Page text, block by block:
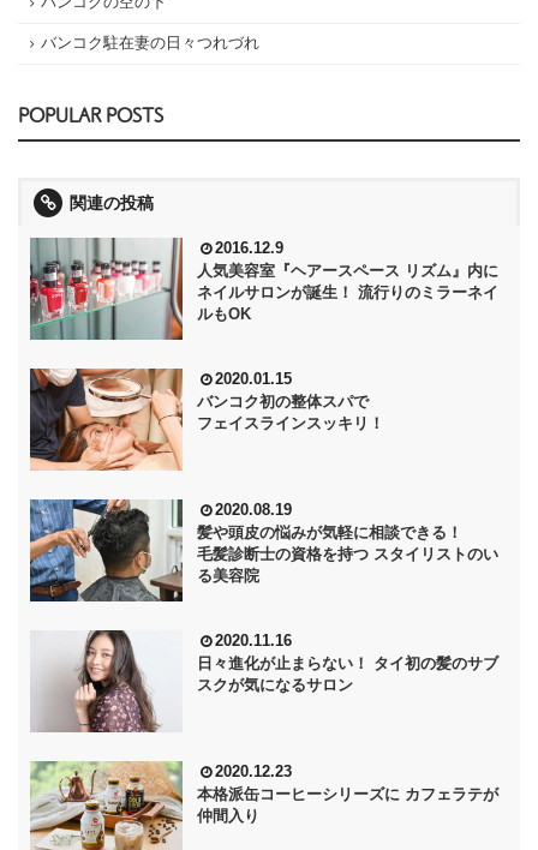
バンコク駐在妻の日々つれづれ
POPULAR POSTS
関連の投稿
2016.12.9
人気美容室『ヘアースペース リズム』内に
ネイルサロンが誕生！ 流行りのミラーネイ
ルもOK
2020.01.15
バンコク初の整体スパで
フェイスラインスッキリ！
2020.08.19
髪や頭皮の悩みが気軽に相談できる！
毛髪診断士の資格を持つ スタイリストのい
る美容院
2020.11.16
日々進化が止まらない！ タイ初の髪のサブ
スクが気になるサロン
2020.12.23
本格派缶コーヒーシリーズに カフェラテが
仲間入り